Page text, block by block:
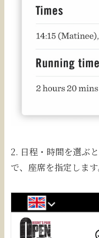
2. 日程・時間を選ぶ
で、座席を指定します